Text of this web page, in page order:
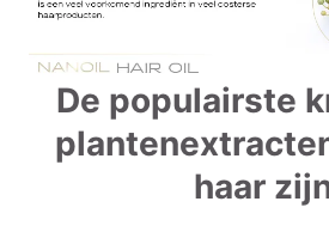
De populairste
haar